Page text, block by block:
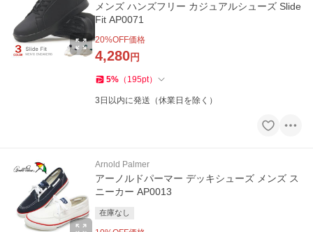
メンズ ハンズフリー カジュアルシューズ Slide
Fit AP0071
20%OFF価格
4,280円
5% （ 195pt）
3日以内に発送（休業日を除く）
Arnold Palmer
アーノルドパーマー デッキシューズ メンズ ス
ニーカー AP0013
在庫なし